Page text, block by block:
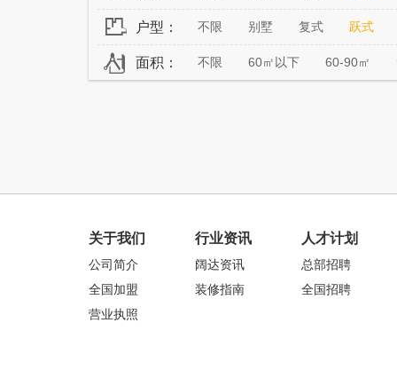
户型： 不限 别墅 复式 跃式
面积： 不限 60㎡以下 60-90㎡
关于我们
公司简介
全国加盟
营业执照
行业资讯
阔达资讯
装修指南
人才计划
总部招聘
全国招聘